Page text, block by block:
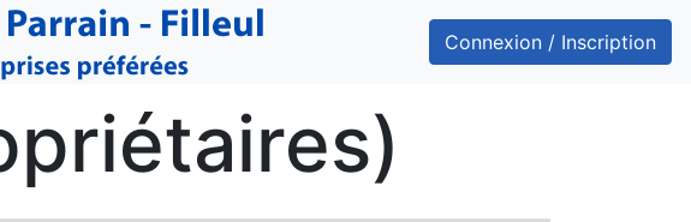
Connexion / Inscription